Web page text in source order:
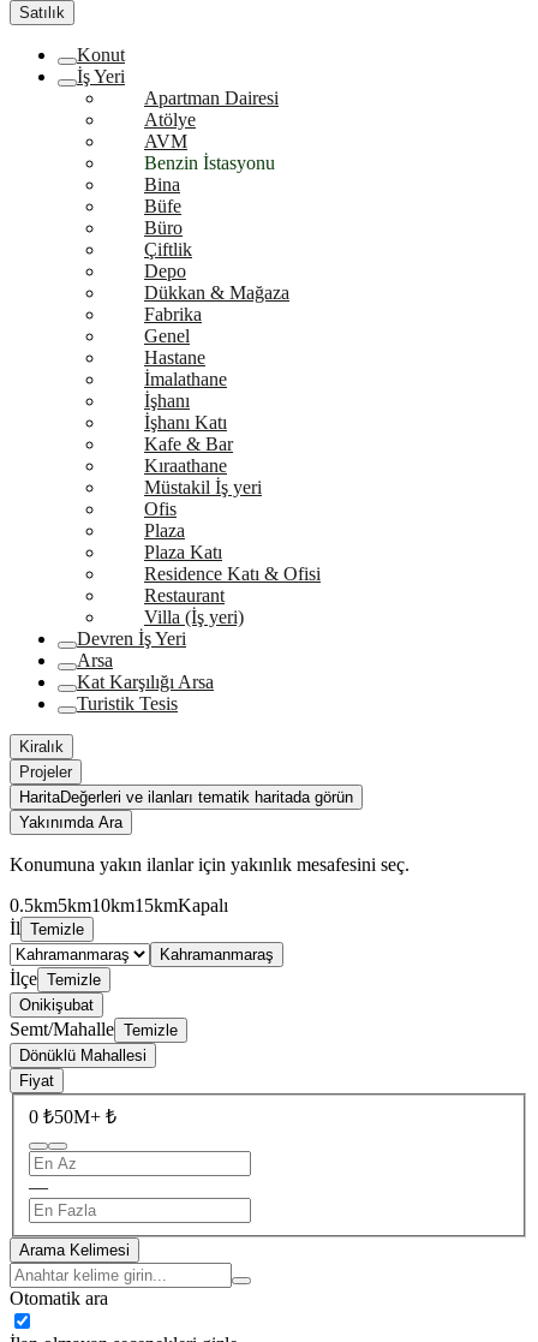
Satılık
Konut
İş Yeri
Apartman Dairesi
Atölye
AVM
Benzin İstasyonu
Bina
Büfe
Büro
Çiftlik
Depo
Dükkan & Mağaza
Fabrika
Genel
Hastane
İmalathane
İşhanı
İşhanı Katı
Kafe & Bar
Kıraathane
Müstakil İş yeri
Ofis
Plaza
Plaza Katı
Residence Katı & Ofisi
Restaurant
Villa (İş yeri)
Devren İş Yeri
Arsa
Kat Karşılığı Arsa
Turistik Tesis
Kiralık
Projeler
HaritaDeğerleri ve ilanları tematik haritada görün
Yakınımda Ara
Konumuna yakın ilanlar için yakınlık mesafesini seç.
0.5km5km10km15kmKapalı
İl Temizle
Kahramanmaraş
İlçe Temizle
Onikişubat
Semt/Mahalle Temizle
Dönüklü Mahallesi
Fiyat
0 ₺50M+ ₺
—
Arama Kelimesi
Otomatik ara